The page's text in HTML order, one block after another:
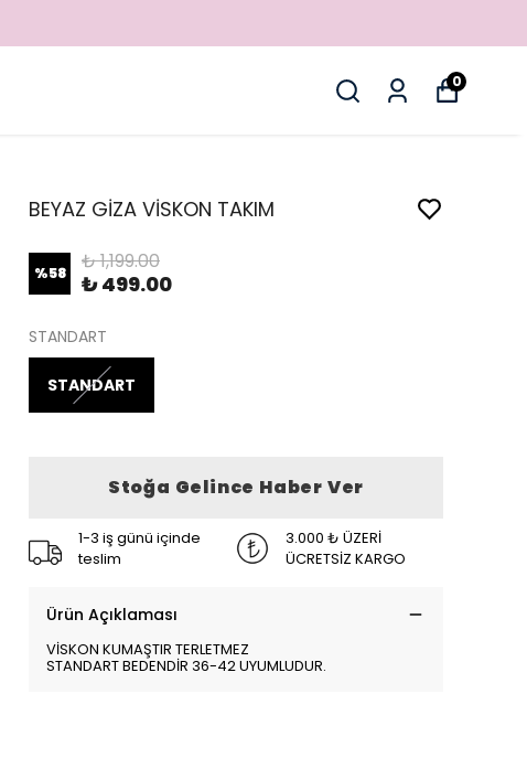
0
BEYAZ GİZA VİSKON TAKIM
%58 ₺ 1,199.00
₺ 499.00
STANDART
STANDART
Stoğa Gelince Haber Ver
1-3 iş günü içinde
teslim
3.000 ₺ ÜZERİ
ÜCRETSİZ KARGO
Ürün Açıklaması
VİSKON KUMAŞTIR TERLETMEZ
STANDART BEDENDİR 36-42 UYUMLUDUR.